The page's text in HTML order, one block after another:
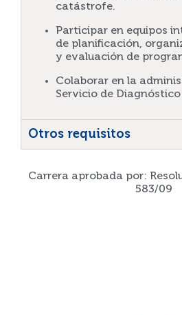
catástrofe.
Participar en equipos
de planificación,
y evaluación de
Colaborar en la
Servicio de
Otros requisitos
Carrera aprobada por:
583/09